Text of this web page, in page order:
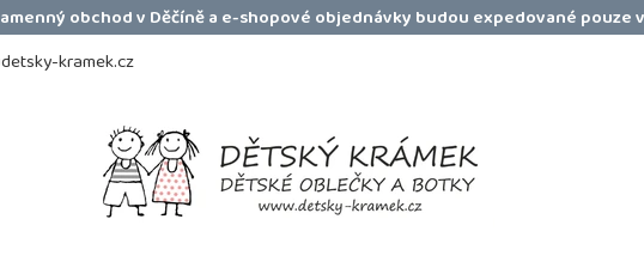
obchod v Děčíně a e-shopové objednávky budou expedované
kramek.cz